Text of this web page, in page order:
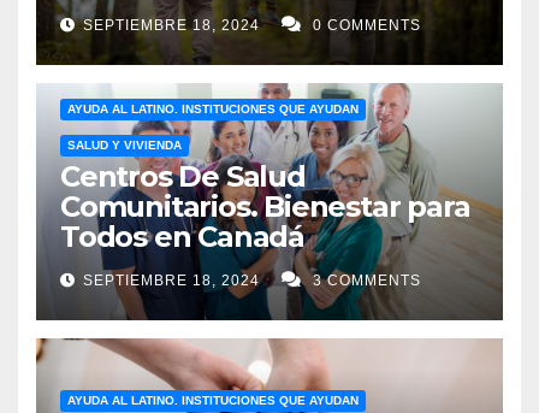
SEPTIEMBRE 18, 2024 0 COMMENTS
AYUDA AL LATINO. INSTITUCIONES QUE AYUDAN
SALUD Y VIVIENDA
Centros De Salud
Comunitarios. Bienestar para
Todos en Canadá
SEPTIEMBRE 18, 2024 3 COMMENTS
AYUDA AL LATINO. INSTITUCIONES QUE AYUDAN